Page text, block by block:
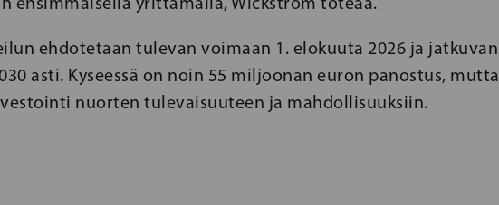
ehdotetaan tulevan voimaan 1. elokuuta 2026 ja jatkuvan
asti. Kyseessä on noin 55 miljoonan euron panostus, mutta
nuorten tulevaisuuteen ja mahdollisuuksiin.